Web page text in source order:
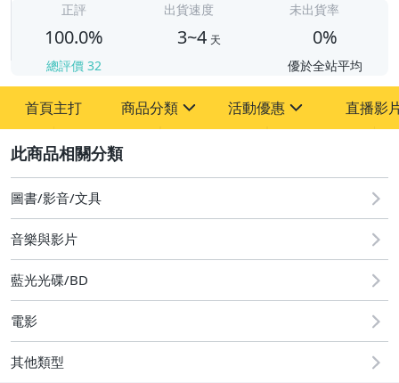
正評
100.0%
總評價 32
出貨速度
3~4 天
未出貨率
0%
優於全站平均
首頁主打 商品分類
BD25藍光歐美電影
BD25藍光韓國電影
BD25藍光日本電影
BD25卡通動漫電影
活動優惠
滿額折扣
直播影
圖書/影音/文具
音樂與影片
藍光光碟/BD
電影
其他類型